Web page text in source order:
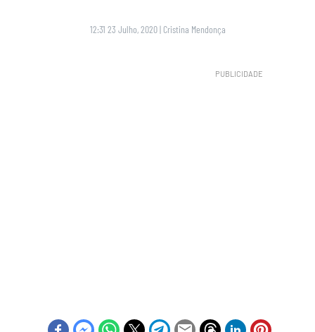
12:31 23 Julho, 2020 | Cristina Mendonça